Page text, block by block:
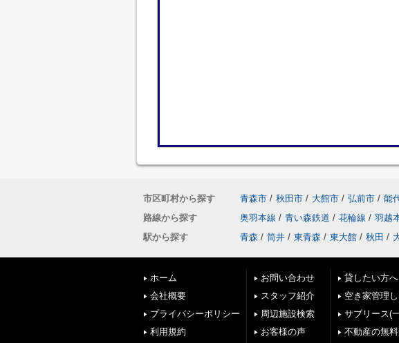
市区町村から探す 青森市 / 秋田市 / 大館市 / 弘前市 / 能
路線から探す
奥羽本線 / 青い森鉄道 / 花輪線 / 羽越
駅から探す
青森 / 筒井 / 東青森 / 東大館 / 秋田 /
ホーム
会社概要
プライバシーポリシー
利用規約
お問い合わせ
スタッフ紹介
周辺施設検索
お客様の声
貸したい方へ
空き家管理
サブリース(
不動産の無